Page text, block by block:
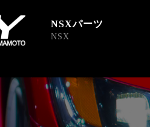
NSXパーツ
NSX